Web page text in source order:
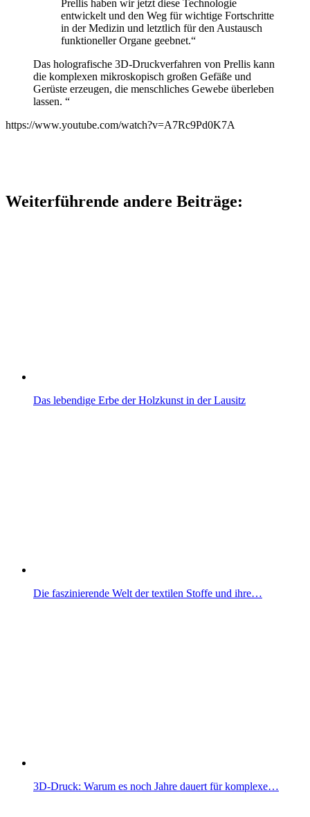
Prellis haben wir jetzt diese Technologie
entwickelt und den Weg für wichtige Fortschritte
in der Medizin und letztlich für den Austausch
funktioneller Organe geebnet.“
Das holografische 3D-Druckverfahren von Prellis kann
die komplexen mikroskopisch großen Gefäße und
Gerüste erzeugen, die menschliches Gewebe überleben
lassen. “
https://www.youtube.com/watch?v=A7Rc9Pd0K7A
Weiterführende andere Beiträge:
Das lebendige Erbe der Holzkunst in der Lausitz
Die faszinierende Welt der textilen Stoffe und ihre…
3D-Druck: Warum es noch Jahre dauert für komplexe…